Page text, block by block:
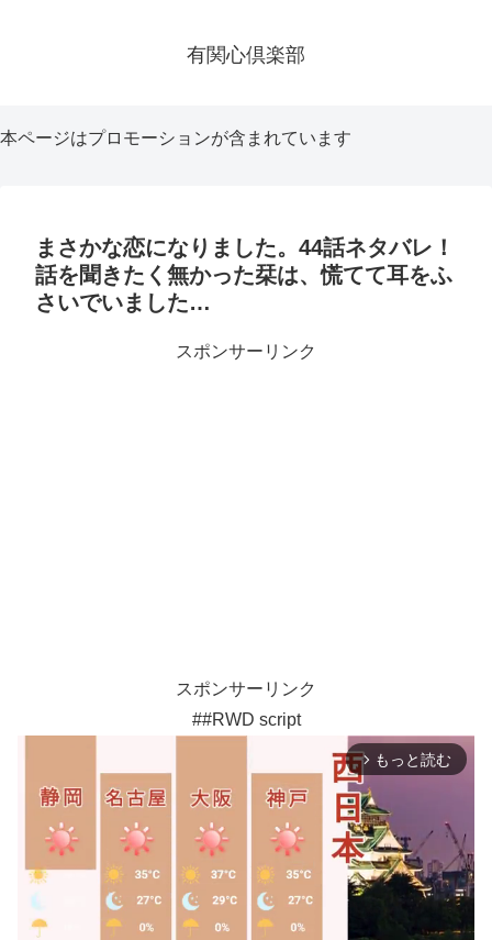
有関心倶楽部
本ページはプロモーションが含まれています
まさかな恋になりました。44話ネタバレ！
話を聞きたく無かった栞は、慌てて耳をふ
さいでいました…
スポンサーリンク
スポンサーリンク
##RWD script
arrow_forward_ios もっと読む